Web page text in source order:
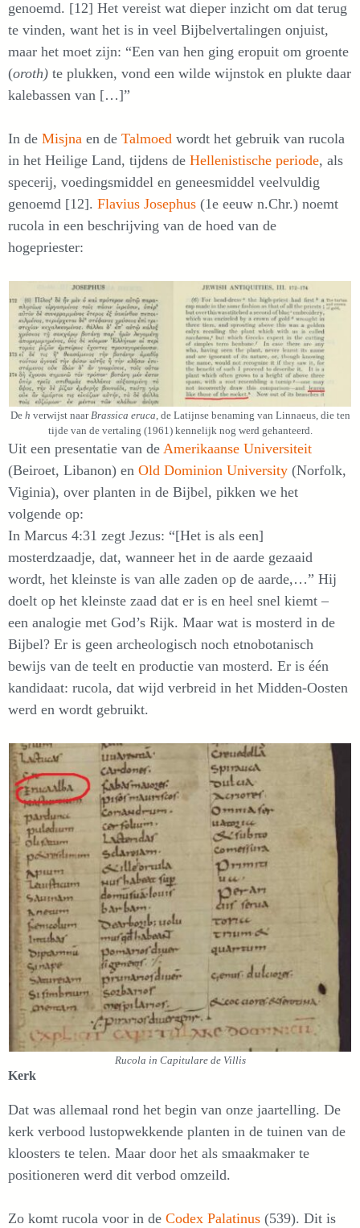
genoemd. [12] Het vereist wat dieper inzicht om dat terug
te vinden, want het is in veel Bijbelvertalingen onjuist,
maar het moet zijn: “Een van hen ging eropuit om groente
(oroth) te plukken, vond een wilde wijnstok en plukte daar
kalebassen van […]”
In de Misjna en de Talmoed wordt het gebruik van rucola
in het Heilige Land, tijdens de Hellenistische periode, als
specerij, voedingsmiddel en geneesmiddel veelvuldig
genoemd [12]. Flavius Josephus (1e eeuw n.Chr.) noemt
rucola in een beschrijving van de hoed van de
hogepriester:
De h verwijst naar Brassica eruca , de Latijnse benaming van Linnaeus, die ten
tijde van de vertaling (1961) kennelijk nog werd gehanteerd.
Uit een presentatie van de Amerikaanse Universiteit
(Beiroet, Libanon) en Old Dominion University (Norfolk,
Viginia), over planten in de Bijbel, pikken we het
volgende op:
In Marcus 4:31 zegt Jezus: “[Het is als een]
mosterdzaadje, dat, wanneer het in de aarde gezaaid
wordt, het kleinste is van alle zaden op de aarde,…” Hij
doelt op het kleinste zaad dat er is en heel snel kiemt –
een analogie met God’s Rijk. Maar wat is mosterd in de
Bijbel? Er is geen archeologisch noch etnobotanisch
bewijs van de teelt en productie van mosterd. Er is één
kandidaat: rucola, dat wijd verbreid in het Midden-Oosten
werd en wordt gebruikt.
Rucola in Capitulare de Villis
Kerk
Dat was allemaal rond het begin van onze jaartelling. De
kerk verbood lustopwekkende planten in de tuinen van de
kloosters te telen. Maar door het als smaakmaker te
positioneren werd dit verbod omzeild.
Zo komt rucola voor in de Codex Palatinus (539). Dit is